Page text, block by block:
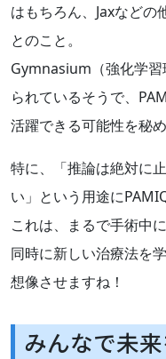
はもちろん、Jaxなどの
とのこと。
Gymnasium（強化学
られているそうで、
活躍できる可能性を秘め
特に、「推論は絶対に
い」という用途に
これは、まるで手術中
同時に新しい治療法を
想像させますね！
みんなで未来